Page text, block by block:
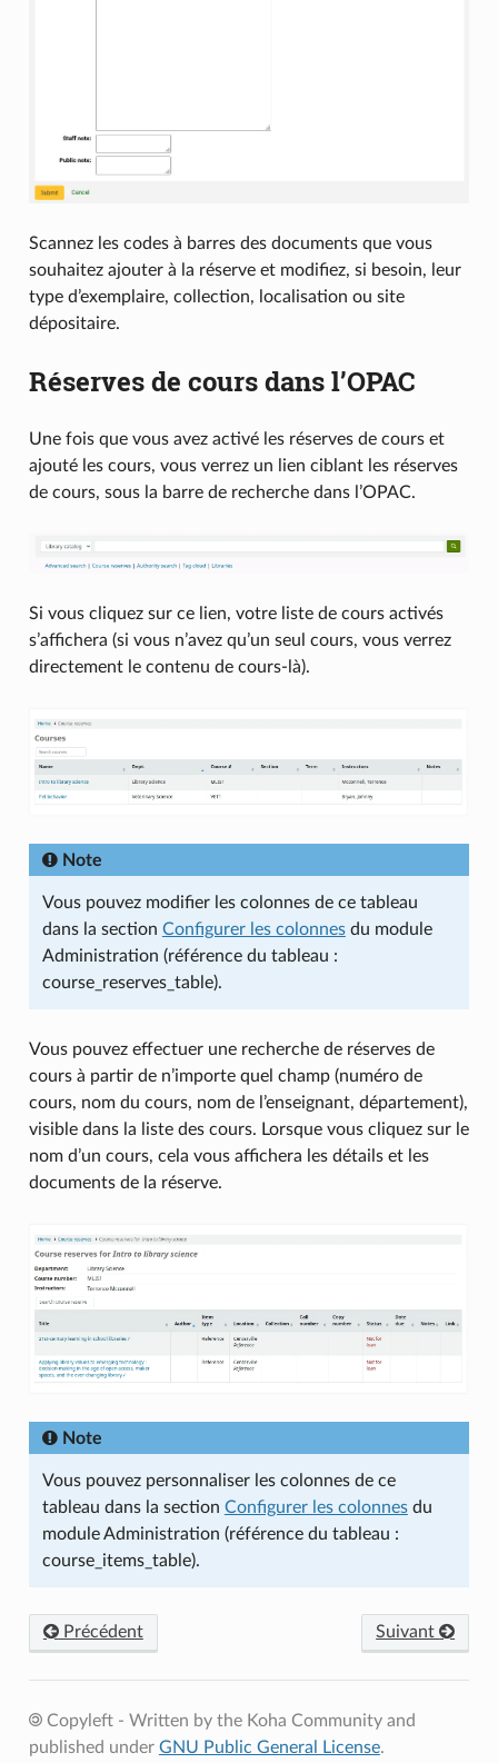
Scannez les codes à barres des documents que vous
souhaitez ajouter à la réserve et modifiez, si besoin, leur
type d’exemplaire, collection, localisation ou site
dépositaire.
Réserves de cours dans l’OPAC
Une fois que vous avez activé les réserves de cours et
ajouté les cours, vous verrez un lien ciblant les réserves
de cours, sous la barre de recherche dans l’OPAC.
Si vous cliquez sur ce lien, votre liste de cours activés
s’affichera (si vous n’avez qu’un seul cours, vous verrez
directement le contenu de cours-là).
Note
Vous pouvez modifier les colonnes de ce tableau
dans la section Configurer les colonnesdu module
Administration (référence du tableau :
course_reserves_table).
Vous pouvez effectuer une recherche de réserves de
cours à partir de n’importe quel champ (numéro de
cours, nom du cours, nom de l’enseignant, département),
visible dans la liste des cours. Lorsque vous cliquez sur le
nom d’un cours, cela vous affichera les détails et les
documents de la réserve.
Note
Vous pouvez personnaliser les colonnes de ce
tableau dans la section Configurer les colonnesdu
module Administration (référence du tableau :
course_items_table).
Précédent Suivant
Copyleft - Written by the Koha Community and
published under GNU Public General License.